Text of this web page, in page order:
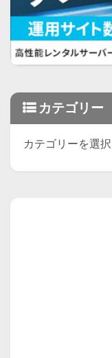
カテゴリー